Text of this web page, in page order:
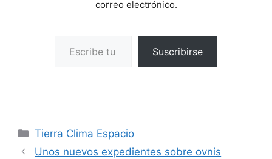
correo electrónico.
Suscribirse
Categorías
Tierra Clima Espacio
Unos nuevos expedientes sobre ovnis